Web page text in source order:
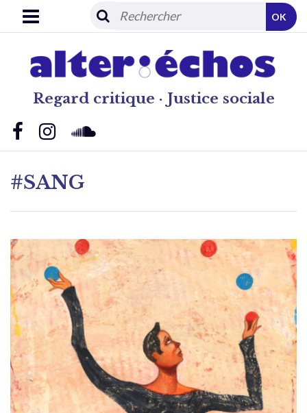
Regard critique · Justice sociale
OK
#SANG